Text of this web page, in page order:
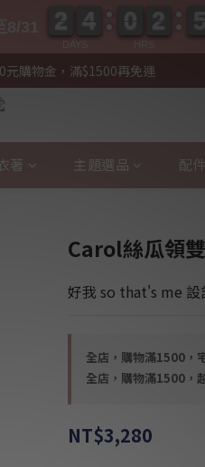
購物金，滿$1500再免運
著 主題選品 配
Carol絲瓜領
好我 so that's me 設
全店，購物滿1500，
全店，購物滿1500，
NT$3,280
2
2
2
2 4
4
4
4 0
0
0
0 2
2
2
2 5
5
5
5